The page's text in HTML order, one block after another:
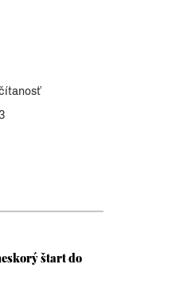
štart do